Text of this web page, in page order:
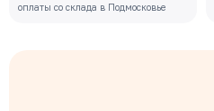
оплаты со склада в Подмосковье